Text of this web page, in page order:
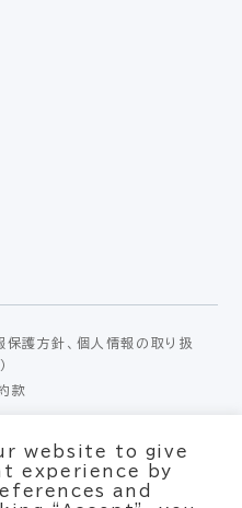
保護方針、個人情報の取り扱
款
website to give
experience by
and